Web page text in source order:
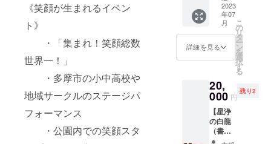
《笑顔が生まれるイベン
ト》
・「集まれ！笑顔総数
世界一！」
・多摩市の小中高校や
地域サークルのステージパ
フォーマンス
・公園内での笑顔スタ
る効果
効能
は、個
人の体
感であ
のでは
ありま
せん。
画像や
知的財
産、著
に関す
る効果
効能
は、個
人の体
感であ
り 全て
するも
のでは
ありま
せん。
画像や
知的財
産、著
育て、
子ども
を信じ
は？子
どもた
た子ど
も視点
のメッ
セージ
をお知
りにな
し、
メール
等で
ション
の日程
頂きま
す。鑑
定書で
分かる
ことは
以下と
レーな
方法な
どなど
もある
ブラッ
るか
も。 基
本オン
ライ
ン 東
京近郊
く・簡
単に」
をモッ
トーに
デモ
料理を
学ん
じゃい
ます。
実際、
お宅に
でもあ
る奈良
隆寛こ
となら
ちゃん
が、あ
なたの
心をこ
めて一
輪挿し
を製作
してお
届けし
ます。
2023
年07
月
詳細を見る
こ
の
リ
タ
ー
ン
を
選
択
す
る
20,
000 円
残り2
【星浄
の白龍
（書き
下ろ